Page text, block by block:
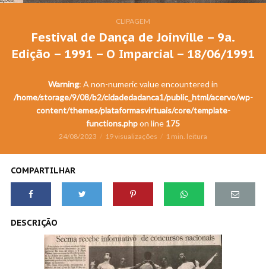
CLIPAGEM
Festival de Dança de Joinville – 9a.
Edição – 1991 – O Imparcial – 18/06/1991
Warning: A non-numeric value encountered in
/home/storage/9/08/b2/cidadedadanca1/public_html/acervo/wp-
content/themes/plataformasvirtuais/core/template-
functions.phpon line 175
24/08/2023 19 visualizações 1 min. leitura
COMPARTILHAR
DESCRIÇÃO